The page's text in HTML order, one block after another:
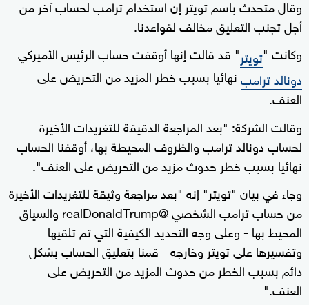
وقال متحدث باسم تويتر إن استخدام ترامب لحساب آخر من
أجل تجنب التعليق مخالف لقواعدنا.
وكانت "تويتر" قد قالت إنها أوقفت حساب الرئيس الأميركي
دونالد ترامبنهائيا بسبب خطر المزيد من التحريض على
العنف.
وقالت الشركة: "بعد المراجعة الدقيقة للتغريدات الأخيرة
لحساب دونالد ترامب والظروف المحيطة بها، أوقفنا الحساب
نهائيا بسبب خطر حدوث مزيد من التحريض على العنف".
وجاء في بيان "تويتر" إنه "بعد مراجعة وثيقة للتغريدات الأخيرة
من حساب ترامب الشخصي @realDonaldTrump والسياق
المحيط بها - وعلى وجه التحديد الكيفية التي تم تلقيها
وتفسيرها على تويتر وخارجه - قمنا بتعليق الحساب بشكل
دائم بسبب الخطر من حدوث المزيد من التحريض على
العنف."